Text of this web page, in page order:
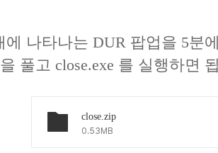
에 나타나는 DUR 팝업을 5분
풀고 close.exe 를 실행하면
close.zip
0.53MB